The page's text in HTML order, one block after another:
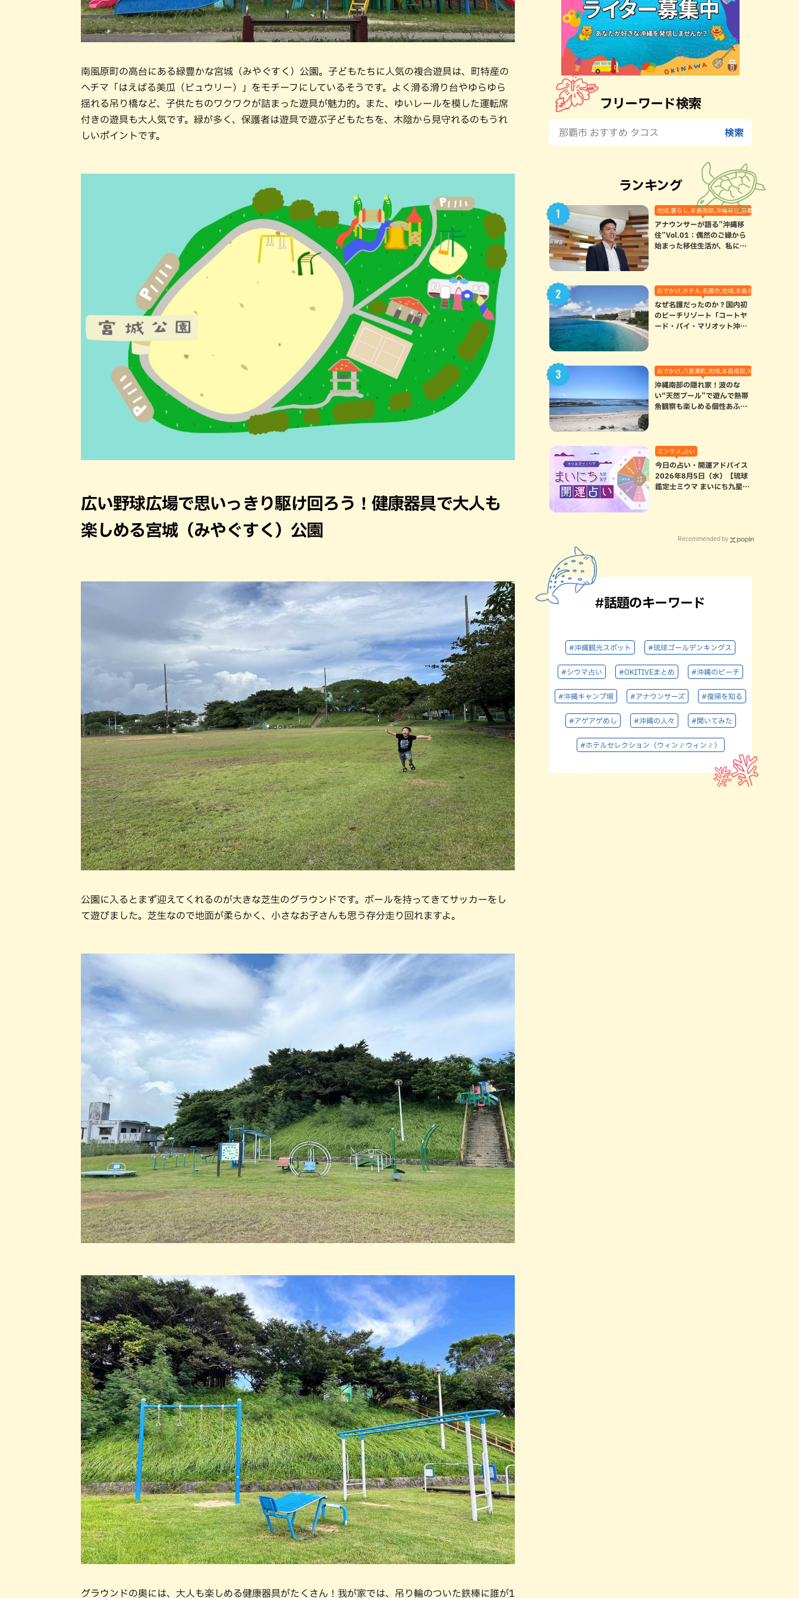
南風原町の高台にある緑豊かな宮城（みやぐすく）公園。子どもたちに人気の複合遊具は、町特産の
ヘチマ「はえばる美瓜（ビュウリー）」をモチーフにしているそうです。よく滑る滑り台やゆらゆら
揺れる吊り橋など、子供たちのワクワクが詰まった遊具が魅力的。また、ゆいレールを模した運転席
付きの遊具も大人気です。緑が多く、保護者は遊具で遊ぶ子どもたちを、木陰から見守れるのもうれ
しいポイントです。
広い野球広場で思いっきり駆け回ろう！健康器具で大人も
楽しめる宮城（みやぐすく）公園
公園に入るとまず迎えてくれるのが大きな芝生のグラウンドです。ボールを持ってきてサッカーをし
て遊びました。芝生なので地面が柔らかく、小さなお子さんも思う存分走り回れますよ。
グラウンドの奥には、大人も楽しめる健康器具がたくさん！我が家では、吊り輪のついた鉄棒に誰が1
フリーワード検索
ランキング
地域,暮らし,本島南部,沖縄移住,那覇市
アナウンサーが語る”沖縄移
住”Vol.01：偶然のご縁から
始まった移住生活が、私にと
おでかけ,ホテル,名護市,地域,本島北部
なぜ名護だったのか？国内初
のビーチリゾート「コートヤ
ード・バイ・マリオット沖縄
おでかけ,八重瀬町,地域,本島南部,沖縄の海,自然
沖縄南部の隠れ家！波のな
い“天然プール”で遊んで熱帯
魚観察も楽しめる個性あふれ
エンタメ,占い
今日の占い・開運アドバイス
2026年8月5日（水）【琉球
鑑定士ミウマ まいにち九星気
Recommended by
#話題のキーワード
#沖縄観光スポット #琉球ゴールデンキングス
#シウマ占い #OKITIVEまとめ #沖縄のビーチ
#沖縄キャンプ場 #アナウンサーズ #復帰を知る
#アゲアゲめし #沖縄の人々 #聞いてみた
#ホテルセレクション（ウィン♪ウィン♪）